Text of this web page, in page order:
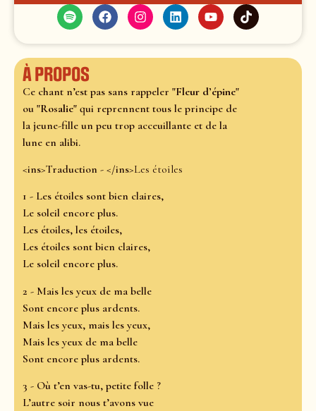
À propos
Ce chant n’est pas sans rappeler "Fleur d’épine"
ou "Rosalie" qui reprennent tous le principe de
la jeune-fille un peu trop acceuillante et de la
lune en alibi.
<ins>Traduction - </ins>Les étoiles
1 - Les étoiles sont bien claires,
Le soleil encore plus.
Les étoiles, les étoiles,
Les étoiles sont bien claires,
Le soleil encore plus.
2 - Mais les yeux de ma belle
Sont encore plus ardents.
Mais les yeux, mais les yeux,
Mais les yeux de ma belle
Sont encore plus ardents.
3 - Où t’en vas-tu, petite folle ?
L’autre soir nous t’avons vue